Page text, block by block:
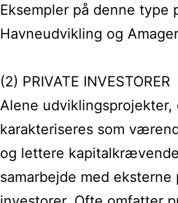
Eksempler på denne type
Havneudvikling og
(2) PRIVATE INVESTORER
Alene udviklingsprojekter,
karakteriseres som
og lettere
samarbejde med eksterne